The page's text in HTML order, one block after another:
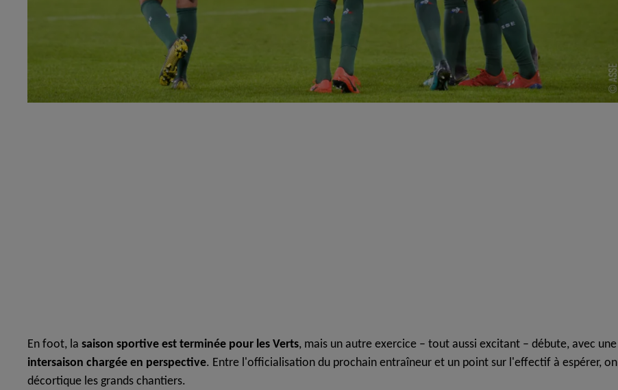
En foot, la saison sportive est terminée pour les Verts, mais un autre exercice – tout aussi excitant – débute, avec une
intersaison chargée en perspective. Entre l'officialisation du prochain entraîneur et un point sur l'effectif à espérer, on
décortique les grands chantiers.